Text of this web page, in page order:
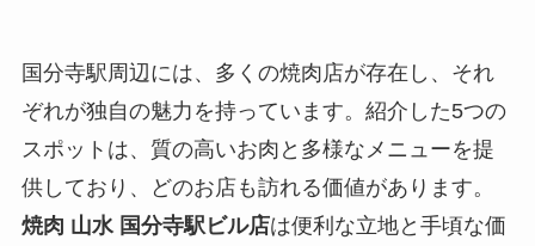
国分寺駅周辺には、多くの焼肉店が存在し、それ
ぞれが独自の魅力を持っています。紹介した5つの
スポットは、質の高いお肉と多様なメニューを提
供しており、どのお店も訪れる価値があります。
焼肉 山水 国分寺駅ビル店は便利な立地と手頃な価